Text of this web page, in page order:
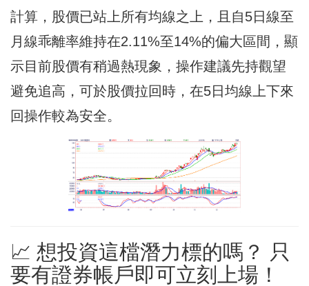
計算，股價已站上所有均線之上，且自5日線至
月線乖離率維持在2.11%至14%的偏大區間，顯
示目前股價有稍過熱現象，操作建議先持觀望
避免追高，可於股價拉回時，在5日均線上下來
回操作較為安全。
📈 想投資這檔潛力標的嗎？ 只
要有證券帳戶即可立刻上場！